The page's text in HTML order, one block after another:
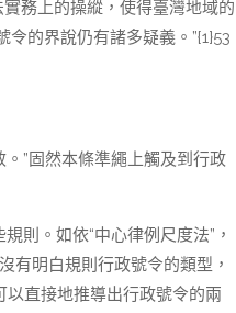
務上的操縱，使得臺灣地域的
的界說仍有諸多疑義。”{1}53
。”固然本條準繩上觸及到行政
規則。如依“中心律例尺度法”，
有明白規則行政號令的類型，
以直接地推導出行政號令的兩